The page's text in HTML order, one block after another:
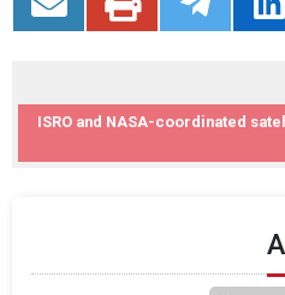
ISRO and NASA-coordinated